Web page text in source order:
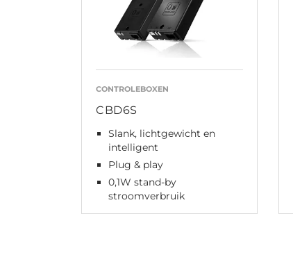
CONTROLEBOXEN
CBD6S
Slank, lichtgewicht en
intelligent
Plug & play
0,1W stand-by
stroomverbruik